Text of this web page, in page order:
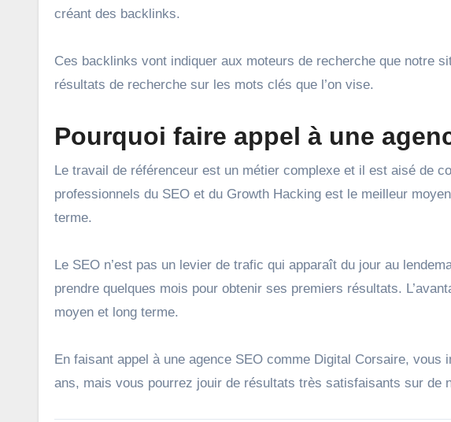
créant des backlinks.
Ces backlinks vont indiquer aux moteurs de recherche que notre
résultats de recherche sur les mots clés que l’on vise.
Pourquoi faire appel à une
Le travail de référenceur est un métier complexe et il est aisé de
professionnels du SEO et du Growth Hacking est le meilleur
terme.
Le SEO n’est pas un levier de trafic qui apparaît du jour au
prendre quelques mois pour obtenir ses premiers résultats.
moyen et long terme.
En faisant appel à une agence SEO comme Digital Corsaire,
ans, mais vous pourrez jouir de résultats très satisfaisants sur de